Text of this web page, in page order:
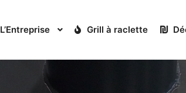
L’Entreprise Grill à raclette